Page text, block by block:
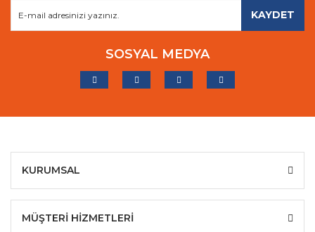
KAYDET
SOSYAL MEDYA
KURUMSAL
MÜŞTERİ HİZMETLERİ